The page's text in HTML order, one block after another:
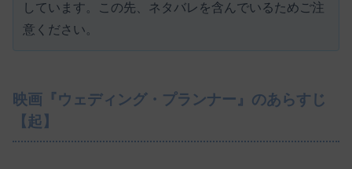
しています。この先、ネタバレを含んでいるためご注
意ください。
映画『ウェディング・プランナー』のあらすじ
【起】